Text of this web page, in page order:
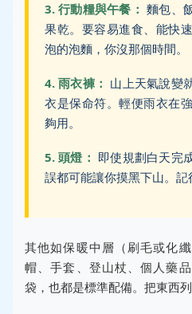
3. 行動糧與午餐： 麵包、
果乾。要容易進食、能快
泡的泡麵，你沒那個時間。
4. 雨衣褲： 山上天氣說變
衣是保命符。輕便雨衣在
夠用。
5. 頭燈： 即使規劃白天完
誤都可能讓你摸黑下山。記
其他如保暖中層（刷毛或化
帽、手套、登山杖、個人藥
袋，也都是標準配備。把東西